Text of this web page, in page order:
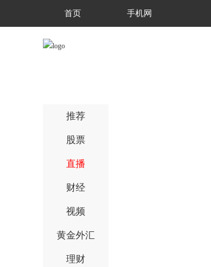
首页 手机网
推荐
股票
直播
财经
视频
黄金外汇
理财